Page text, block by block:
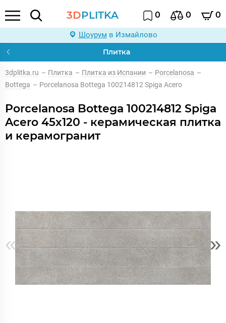
3DPLITKA 0 0 0
Шоурум в Измайлово
Плитка
3dplitka.ru – Плитка – Плитка из Испании – Porcelanosa –
Bottega – Porcelanosa Bottega 100214812 Spiga Acero
Porcelanosa Bottega 100214812 Spiga
Acero 45x120 - керамическая плитка
и керамогранит
« »